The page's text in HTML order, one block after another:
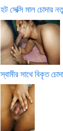
হট সেক্সি মাল চোদার
স্বামীর সাথে বিকৃত